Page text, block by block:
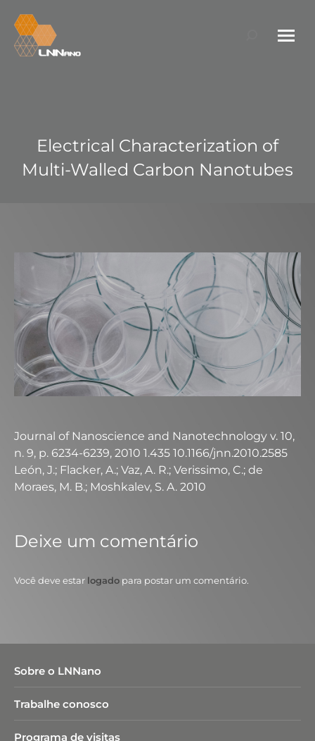
Search:
Electrical Characterization of
Multi-Walled Carbon Nanotubes
Journal of Nanoscience and Nanotechnology v. 10,
n. 9, p. 6234-6239, 2010 1.435 10.1166/jnn.2010.2585
León, J.; Flacker, A.; Vaz, A. R.; Verissimo, C.; de
Moraes, M. B.; Moshkalev, S. A. 2010
Deixe um comentário
Você deve estar logado para postar um comentário.
Sobre o LNNano
Trabalhe conosco
Programa de visitas